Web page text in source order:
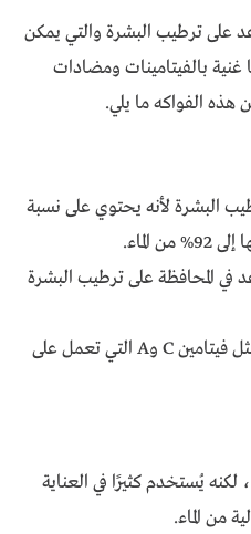
على ترطيب البشرة والتي يمكن
غنية بالفيتامينات ومضادات
هذه الفواكه ما يلي.
البشرة لأنه يحتوي على نسبة
الماء.
في المحافظة على ترطيب البشرة
كما أنه غني بعدة فيتامينات مثل فيتامين C وA التي تعمل على
لكنه يُستخدم كثيرًا في العناية
من الماء.